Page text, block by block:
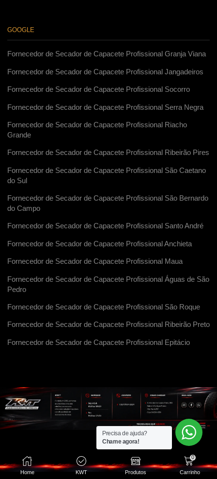
GOOGLE
Fornecedor de Secador de Capacete Profissional Granja Viana
Fornecedor de Secador de Capacete Profissional Jangadeiros
Fornecedor de Secador de Capacete Profissional Socorro
Fornecedor de Secador de Capacete Profissional Serra Negra
Fornecedor de Secador de Capacete Profissional Riacho
Grande
Fornecedor de Secador de Capacete Profissional Ribeirão Pires
Fornecedor de Secador de Capacete Profissional São Caetano
do Sul
Fornecedor de Secador de Capacete Profissional São Bernardo
do Campo
Fornecedor de Secador de Capacete Profissional Santo André
Fornecedor de Secador de Capacete Profissional Anchieta
Fornecedor de Secador de Capacete Profissional Maua
Fornecedor de Secador de Capacete Profissional Águas de São
Pedro
Fornecedor de Secador de Capacete Profissional São Roque
Fornecedor de Secador de Capacete Profissional Ribeirão Preto
Fornecedor de Secador de Capacete Profissional Epitácio
Home KWT Produtos
0
Carrinho
Precisa de ajuda?
Chame agora!